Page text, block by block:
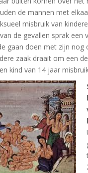
de mannen met
misbruik van
de gevallen sprak een
gaan doen met zijn nog
zaak draait om een
kind van 14 jaar